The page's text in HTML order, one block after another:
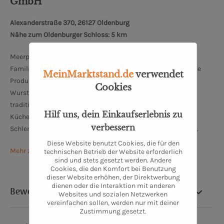
Alexanderstraße 370, 26127 Oldenburg
Nähe zum Oldenburger Schloss: 5 km
Meerpohl schreibt bereits seit mehr als 100 Jahren
Familiengeschichte und ist eine feste Größe in Oldenburg. Die
Produktpalette bei Meerpohl reicht von Fleisch- und
Wurstspezialitäten über hausgemachte Convienence bis zu
traditionell nach altem Rezept hergestellten
Küchenerzeugnissen. Traditionelle und moderne
Schlemmerküchenqualität findet man hier zu fairen Preisen.
Mehr zu Meerpohl Spezialitäten-Fleischerei
Bewertung
MeinMarktstand.deverwendet
Cookies
Hilf uns, dein Einkaufserlebnis zu
verbessern
Diese Website benutzt Cookies, die für den
technischen Betrieb der Website erforderlich
sind und stets gesetzt werden. Andere
Cookies, die den Komfort bei Benutzung
dieser Website erhöhen, der Direktwerbung
dienen oder die Interaktion mit anderen
Websites und sozialen Netzwerken
vereinfachen sollen, werden nur mit deiner
Zustimmung gesetzt.